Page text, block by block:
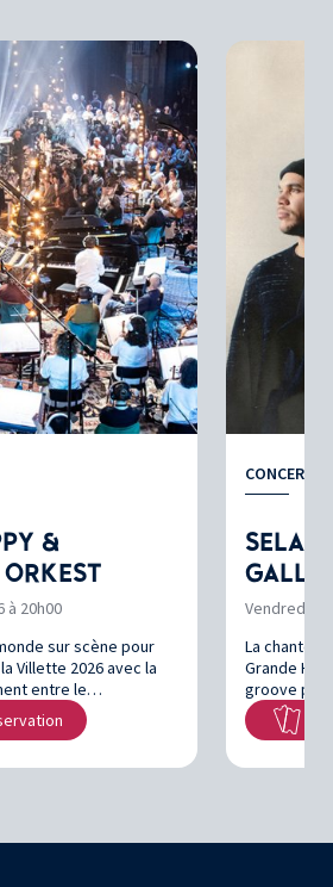
&
à 20h00
sur scène pour
Villette 2026 avec la
entre le…
CONCERT
SELAH
Vendredi 4
La
Grande
groove plus